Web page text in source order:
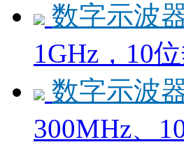
数字示波
1GHz，10
数字示波
300MHz、